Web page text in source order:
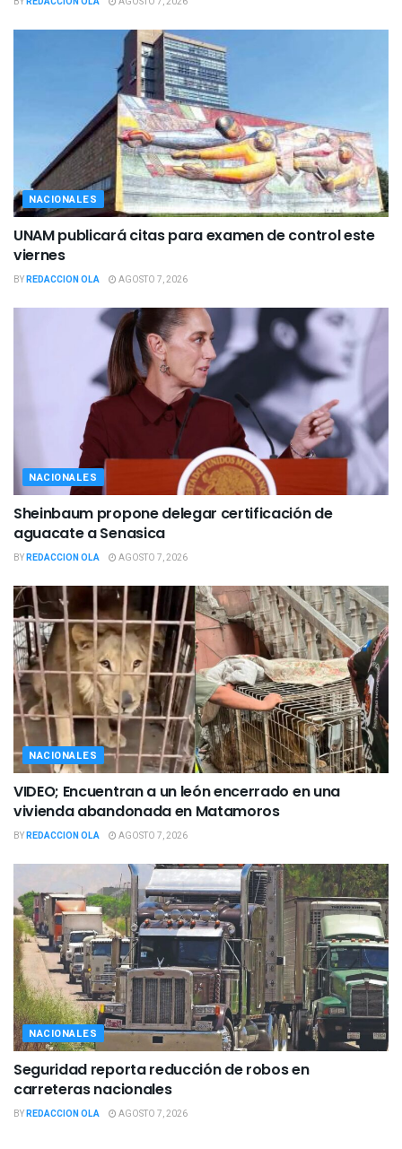
NACIONALES
UNAM publicará citas para examen de control este
viernes
BYREDACCION OLA AGOSTO 7, 2026
NACIONALES
Sheinbaum propone delegar certificación de
aguacate a Senasica
BYREDACCION OLA AGOSTO 7, 2026
NACIONALES
VIDEO; Encuentran a un león encerrado en una
vivienda abandonada en Matamoros
BYREDACCION OLA AGOSTO 7, 2026
NACIONALES
Seguridad reporta reducción de robos en
carreteras nacionales
BYREDACCION OLA AGOSTO 7, 2026